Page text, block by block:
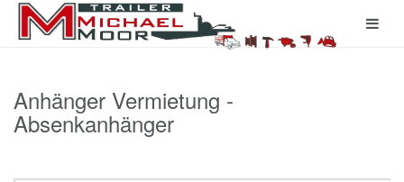
Anhänger Vermietung -
Absenkanhänger